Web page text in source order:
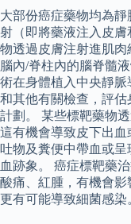
大部份癌症藥物均為
射（即將藥液注入皮
物透過皮膚注射進肌
腦內/脊柱內的腦脊髓
術在身體植入中央靜
和其他有關檢查，評
計劃。 某些標靶藥物
這有機會導致皮下出
吐物及糞便中帶血或
血跡象。 癌症標靶藥
酸痛、紅腫，有機會
更有可能導致細菌感染